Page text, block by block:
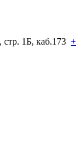
стр. 1Б, каб.173